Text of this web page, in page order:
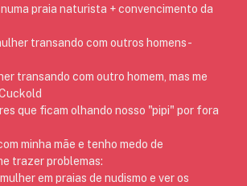
praia naturista + convencimento da
transando com outros homens -
transando com outro homem, mas me
que ficam olhando nosso "pipi" por fora
minha mãe e tenho medo de
trazer problemas:
em praias de nudismo e ver os